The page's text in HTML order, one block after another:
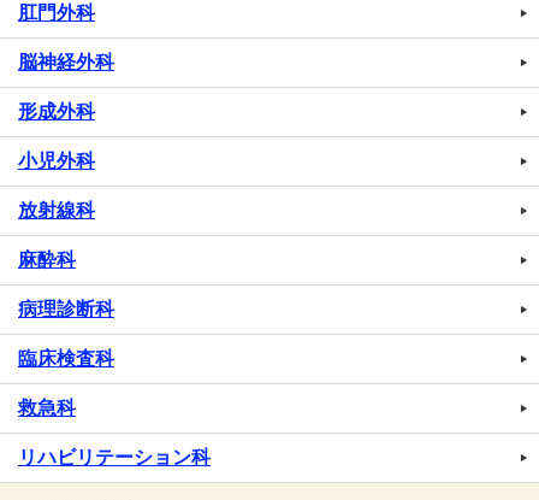
肛門外科
脳神経外科
形成外科
小児外科
放射線科
麻酔科
病理診断科
臨床検査科
救急科
リハビリテーション科